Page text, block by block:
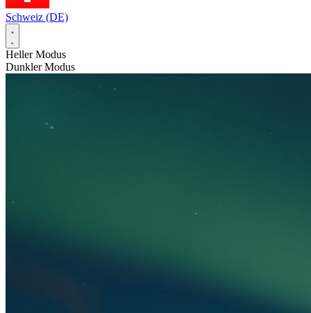
Schweiz (DE)
Heller Modus
Dunkler Modus